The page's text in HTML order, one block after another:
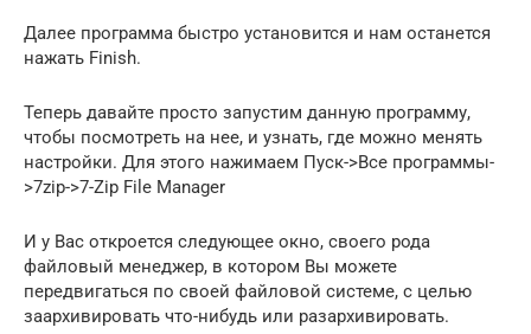
Далее программа быстро установится и нам останется
нажать Finish.
Теперь давайте просто запустим данную программу,
чтобы посмотреть на нее, и узнать, где можно менять
настройки. Для этого нажимаем Пуск->Все программы-
>7zip->7-Zip File Manager
И у Вас откроется следующее окно, своего рода
файловый менеджер, в котором Вы можете
передвигаться по своей файловой системе, с целью
заархивировать что-нибудь или разархивировать.